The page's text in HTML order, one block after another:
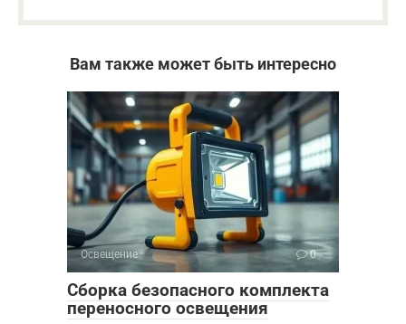
Вам также может быть интересно
Освещение 0
Сборка безопасного комплекта
переносного освещения